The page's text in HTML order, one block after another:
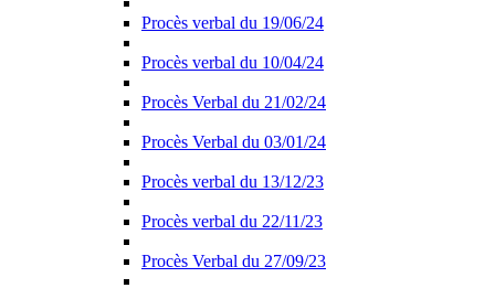
Procès verbal du 19/06/24
Procès verbal du 10/04/24
Procès Verbal du 21/02/24
Procès Verbal du 03/01/24
Procès verbal du 13/12/23
Procès verbal du 22/11/23
Procès Verbal du 27/09/23